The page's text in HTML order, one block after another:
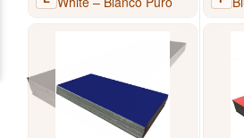
– Negro 4mm Ds07432-5.55